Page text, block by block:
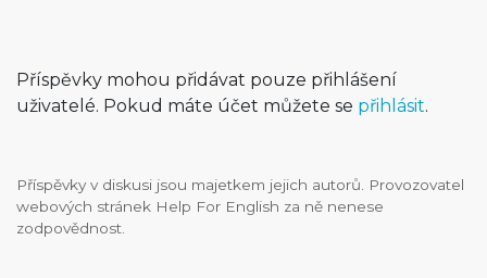
Příspěvky mohou přidávat pouze přihlášení
uživatelé. Pokud máte účet můžete se přihlásit.
Příspěvky v diskusi jsou majetkem jejich autorů. Provozovatel
webových stránek Help For English za ně nenese
zodpovědnost.